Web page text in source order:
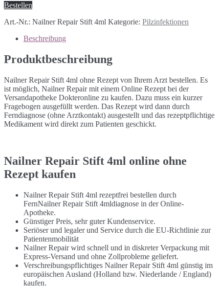
Bestellen
Art.-Nr.: Nailner Repair Stift 4ml Kategorie: Pilzinfektionen
Beschreibung
Produktbeschreibung
Nailner Repair Stift 4ml ohne Rezept von Ihrem Arzt bestellen. Es
ist möglich, Nailner Repair mit einem Online Rezept bei der
Versandapotheke Dokteronline zu kaufen. Dazu muss ein kurzer
Fragebogen ausgefüllt werden. Das Rezept wird dann durch
Ferndiagnose (ohne Arztkontakt) ausgestellt und das rezeptpflichtige
Medikament wird direkt zum Patienten geschickt.
Nailner Repair Stift 4ml online ohne
Rezept kaufen
Nailner Repair Stift 4ml rezeptfrei bestellen durch
FernNailner Repair Stift 4mldiagnose in der Online-
Apotheke.
Günstiger Preis, sehr guter Kundenservice.
Seriöser und legaler und Service durch die EU-Richtlinie zur
Patientenmobilität
Nailner Repair wird schnell und in diskreter Verpackung mit
Express-Versand und ohne Zollprobleme geliefert.
Verschreibungspflichtiges Nailner Repair Stift 4ml günstig im
europäischen Ausland (Holland bzw. Niederlande / England)
kaufen.